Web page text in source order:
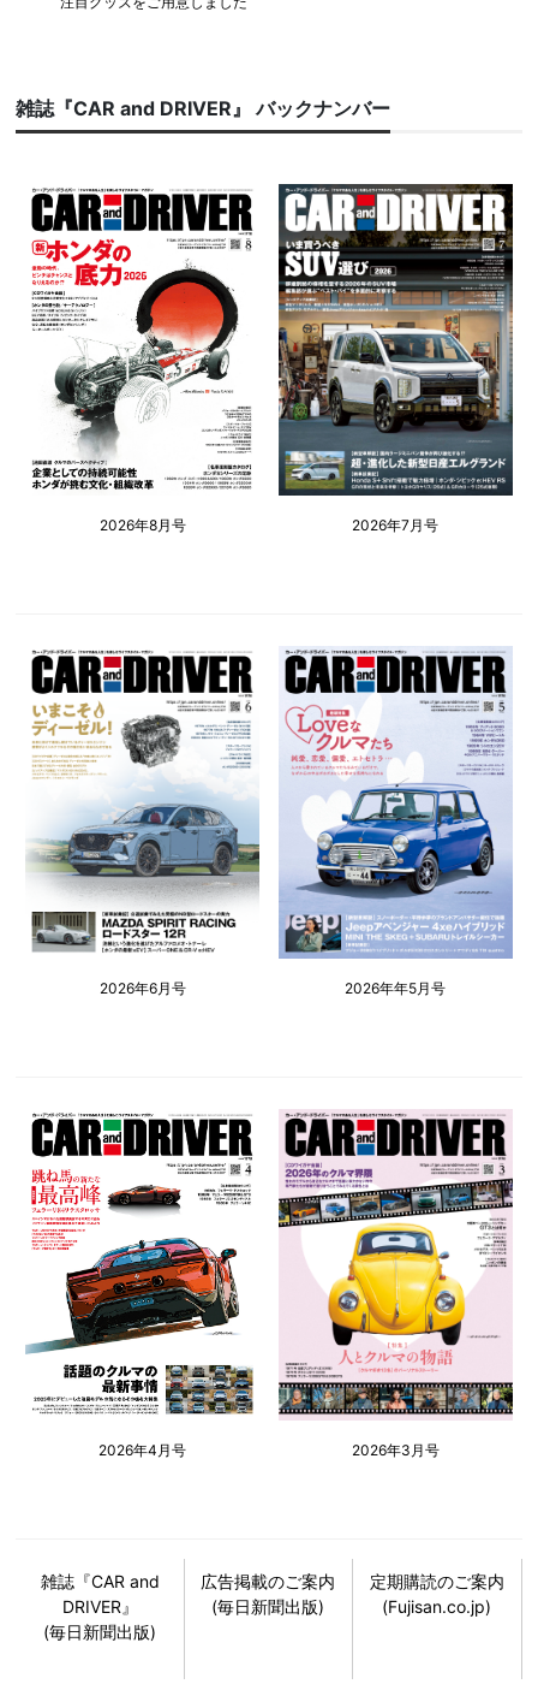
雑誌『CAR and DRIVER』 バックナンバー
2026年8月号 2026年7月号
2026年6月号 2026年年5月号
2026年4月号 2026年3月号
雑誌『CAR and
DRIVER』
(毎日新聞出版)
広告掲載のご案内
(毎日新聞出版)
定期購読のご案内
(Fujisan.co.jp)